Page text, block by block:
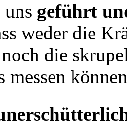
geführt
weder die
die
messen